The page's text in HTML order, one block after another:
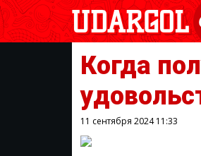
Когда
11 сентября 202411:33